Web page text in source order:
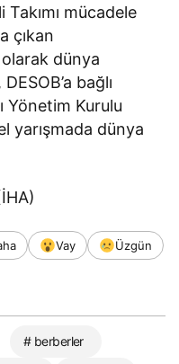
mücadele
çıkan
dünya
bağlı
Yönetim Kurulu
yarışmada dünya
Vay
Üzgün
# berberler